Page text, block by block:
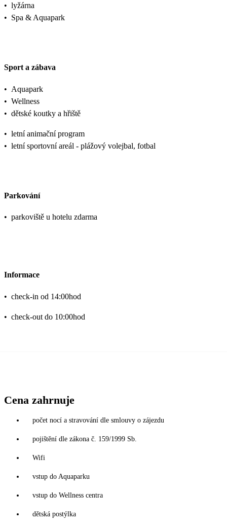
• lyžárna
• Spa & Aquapark
Sport a zábava
• Aquapark
• Wellness
• dětské koutky a hřiště
• letní animační program
• letní sportovní areál - plážový volejbal, fotbal
Parkování
• parkoviště u hotelu zdarma
Informace
• check-in od 14:00hod
• check-out do 10:00hod
Cena zahrnuje
počet nocí a stravování dle smlouvy o zájezdu
pojištění dle zákona č. 159/1999 Sb.
Wifi
vstup do Aquaparku
vstup do Wellness centra
dětská postýlka